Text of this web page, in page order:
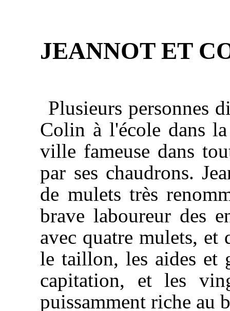
JEANNOT ET
Plusieurs personnes
Colin à l'école dans
ville fameuse dans
par ses chaudrons.
de mulets très
brave laboureur des
avec quatre mulets,
le taillon, les aides et
capitation, et les
puissamment riche au